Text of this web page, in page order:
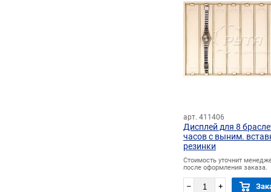
арт. 411406
Дисплей для 8
часов с выним.
резинки
Стоимость уточнит
после оформления заказа.
– +